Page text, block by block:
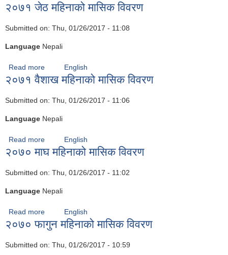
२०७१ जेठ महिनाको मासिक विवरण
Submitted on: Thu, 01/26/2017 - 11:08
Language Nepali
Read more about २०७१ जेठ महिनाको मासिक विवरण
English
२०७१ वैशाख महिनाको मासिक विवरण
Submitted on: Thu, 01/26/2017 - 11:06
Language Nepali
Read more about २०७१ वैशाख महिनाको मासिक विवरण
English
२०७० माघ महिनाको मासिक विवरण
Submitted on: Thu, 01/26/2017 - 11:02
Language Nepali
Read more about २०७० माघ महिनाको मासिक विवरण
English
२०७० फागुन महिनाको मासिक विवरण
Submitted on: Thu, 01/26/2017 - 10:59